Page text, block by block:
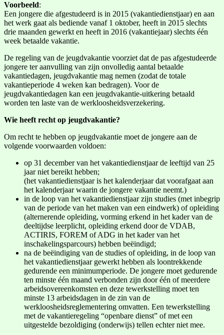
Voorbeeld:
Een jongere die afgestudeerd is in 2015 (vakantiedienstjaar) en aan
het werk gaat als bediende vanaf 1 oktober, heeft in 2015 slechts
drie maanden gewerkt en heeft in 2016 (vakantiejaar) slechts één
week betaalde vakantie.
De regeling van de jeugdvakantie voorziet dat de pas afgestudeerde
jongere ter aanvulling van zijn onvolledig aantal betaalde
vakantiedagen, jeugdvakantie mag nemen (zodat de totale
vakantieperiode 4 weken kan bedragen). Voor de
jeugdvakantiedagen kan een jeugdvakantie-uitkering betaald
worden ten laste van de werkloosheidsverzekering.
Wie heeft recht op jeugdvakantie?
Om recht te hebben op jeugdvakantie moet de jongere aan de
volgende voorwaarden voldoen:
op 31 december van het vakantiedienstjaar de leeftijd van 25
jaar niet bereikt hebben;
(het vakantiedienstjaar is het kalenderjaar dat voorafgaat aan
het kalenderjaar waarin de jongere vakantie neemt.)
in de loop van het vakantiedienstjaar zijn studies (met inbegrip
van de periode van het maken van een eindwerk) of opleiding
(alternerende opleiding, vorming erkend in het kader van de
deeltijdse leerplicht, opleiding erkend door de VDAB,
ACTIRIS, FOREM of ADG in het kader van het
inschakelingsparcours) hebben beëindigd;
na de beëindiging van de studies of opleiding, in de loop van
het vakantiedienstjaar gewerkt hebben als loontrekkende
gedurende een minimumperiode. De jongere moet gedurende
ten minste één maand verbonden zijn door één of meerdere
arbeidsovereenkomsten en deze tewerkstelling moet ten
minste 13 arbeidsdagen in de zin van de
werkloosheidsreglementering omvatten. Een tewerkstelling
met de vakantieregeling “openbare dienst” of met een
uitgestelde bezoldiging (onderwijs) tellen echter niet mee.